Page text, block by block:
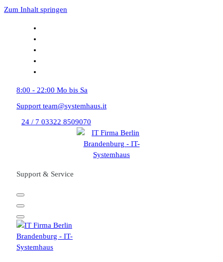
Zum Inhalt springen
8:00 - 22:00 Mo bis Sa
Support team@systemhaus.it
24 / 7 03322 8509070
Support & Service